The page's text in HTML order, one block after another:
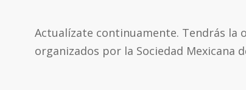
Actualízate continuamente. Tendrás la
organizados por la Sociedad Mexicana